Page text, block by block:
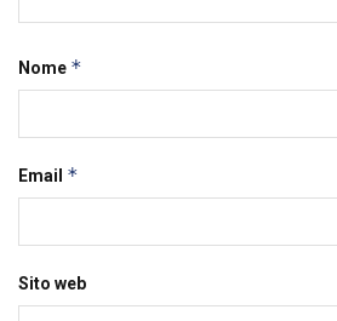
Nome *
Email *
Sito web